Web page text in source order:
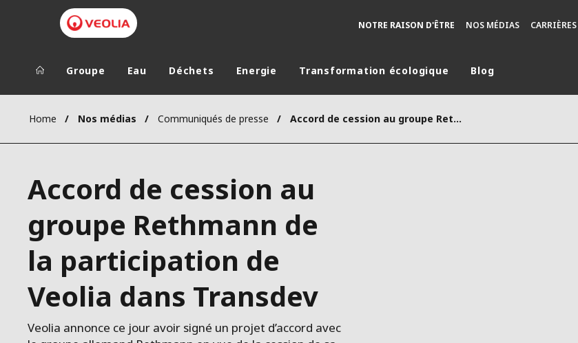
NOTRE RAISON D'ÊTRE NOS MÉDIAS CARRIÈRES
Groupe Veolia
CAMPUS
FONDATION
INSTITUT
Dans le monde
AMÉRIQUE LATINE
Groupe Eau Déchets Energie Transformation écologique Blog
Home Nos médias Communiqués de presse Accord de cession au groupe Rethmann de la participation de Veolia dans Transdev
Accord de cession au
groupe Rethmann de
la participation de
Veolia dans Transdev
Veolia annonce ce jour avoir signé un projet d’accord avec